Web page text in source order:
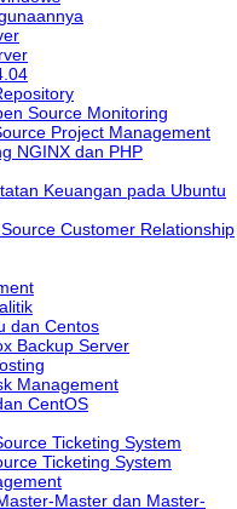
Source Monitoring
Project Management
NGINX dan PHP
Keuangan pada Ubuntu
Customer Relationship
dan Centos
Backup Server
Management
CentOS
Ticketing System
Ticketing System
Master dan Master-